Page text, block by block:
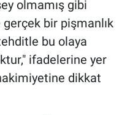
olmamış gibi
bir pişmanlık
bu olaya
ifadelerine yer
dikkat